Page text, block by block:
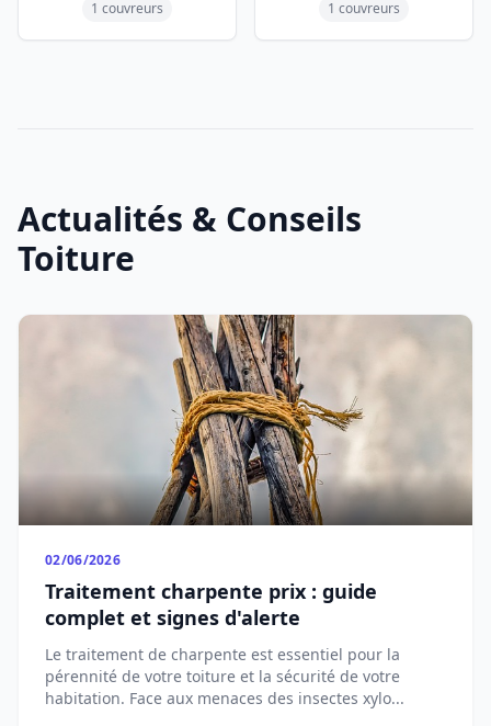
1 couvreurs 1 couvreurs
Actualités & Conseils
Toiture
02/06/2026
Traitement charpente prix : guide
complet et signes d'alerte
Le traitement de charpente est essentiel pour la
pérennité de votre toiture et la sécurité de votre
habitation. Face aux menaces des insectes xylo...